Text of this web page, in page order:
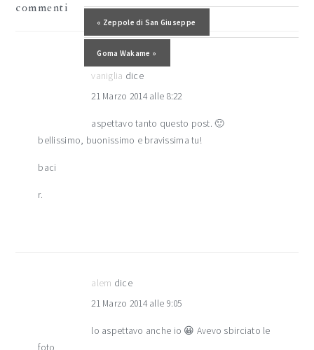
Post precedente:
« Zeppole di San Giuseppe
Post successivo:
Goma Wakame »
del
commenti
vaniglia dice
21 Marzo 2014 alle 8:22
aspettavo tanto questo post. 🙂
bellissimo, buonissimo e bravissima tu!
baci
r.
alem dice
21 Marzo 2014 alle 9:05
lo aspettavo anche io 😀 Avevo sbirciato le